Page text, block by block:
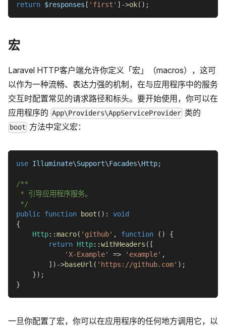
return $responses [ 'first' ] ->ok( ) ;
宏
Laravel HTTP客户端允许你定义「宏」（macros），这可
以作为一种流畅、表达力强的机制，在与应用程序中的服务
交互时配置常见的请求路径和标头。要开始使用，你可以在
应用程序的 App\Providers\AppServiceProvider 类的
boot 方法中定义宏：
use Illuminate\Support\Facades\Http;
/**
* 引导应用程序服务。
*/
public function boot ( ) :
void
{
Http::macro( 'github' , function ( )
{
return Http::withHeaders ( [
'X-Example'
=> 'example' ,
] ) ->baseUrl ( 'https://github.com' ) ;
}) ;
}
一旦你配置了宏，你可以在应用程序的任何地方调用它，以